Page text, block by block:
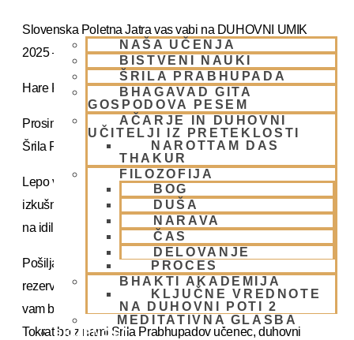
NAŠA UČENJA
BISTVENI NAUKI
ŠRILA PRABHUPADA
BHAGAVAD GITA
GOSPODOVA PESEM
AČARJE IN DUHOVNI
UČITELJI IZ PRETEKLOSTI
NAROTTAM DAS
THAKUR
FILOZOFIJA
BOG
DUŠA
NARAVA
ČAS
DELOVANJE
PROCES
BHAKTI AKADEMIJA
KLJUČNE VREDNOTE
NA DUHOVNI POTI 2
MEDITATIVNA GLASBA
SKUPNOST
Slovenska Poletna Jatra vas vabi na DUHOVNI UMIK
2025 – »Japa duhovni umik z NM Mahatmo prabhujem
Hare Krišna, dragi bhakte!
Prosimo, sprejmite naše ponižno spoštovanje! Vsa slava
Šrila Prabhupadu!
Lepo vabljeni na 5-dnevno nepozabno transcendentalno
izkušnjo na DUHOVNI UMIK, ki bo potekal sredi gozdov
na idiličnem Pohorju.
Pošiljamo vam samo osnovno informacijo tako da si lahko
rezervirate dopust. Več podatkov in možnost za prijavo
vam bomo poslal kasneje.
Tokrat bo z nami Šrila Prabhupadov učenec, duhovni